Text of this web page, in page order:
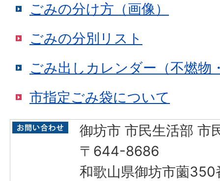
ごみの分け方（画像）
ごみの分別リスト
ごみ出しカレンダー（不燃物
市指定ごみ袋について
御坊市 市民生活部 市
〒644-8686
和歌山県御坊市薗350